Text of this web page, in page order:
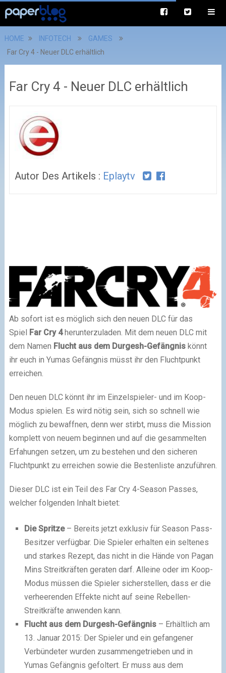
HOME INFOTECH
GAMES
Far Cry 4 - Neuer DLC erhältlich
Far Cry 4 - Neuer DLC erhältlich
Autor Des Artikels : Eplaytv
Ab sofort ist es möglich sich den neuen DLC für das
Spiel Far Cry 4herunterzuladen. Mit dem neuen DLC mit
dem Namen Flucht aus dem Durgesh-Gefängniskönnt
ihr euch in Yumas Gefängnis müsst ihr den Fluchtpunkt
erreichen.
Den neuen DLC könnt ihr im Einzelspieler- und im Koop-
Modus spielen. Es wird nötig sein, sich so schnell wie
möglich zu bewaffnen, denn wer stirbt, muss die Mission
komplett von neuem beginnen und auf die gesammelten
Erfahungen setzen, um zu bestehen und den sicheren
Fluchtpunkt zu erreichen sowie die Bestenliste anzuführen.
Dieser DLC ist ein Teil des Far Cry 4-Season Passes,
welcher folgenden Inhalt bietet:
Die Spritze– Bereits jetzt exklusiv für Season Pass-
Besitzer verfügbar. Die Spieler erhalten ein seltenes
und starkes Rezept, das nicht in die Hände von Pagan
Mins Streitkräften geraten darf. Alleine oder im Koop-
Modus müssen die Spieler sicherstellen, dass er die
verheerenden Effekte nicht auf seine Rebellen-
Streitkräfte anwenden kann.
Flucht aus dem Durgesh-Gefängnis– Erhältlich am
13. Januar 2015: Der Spieler und ein gefangener
Verbündeter wurden zusammengetrieben und in
Yumas Gefängnis gefoltert. Er muss aus dem